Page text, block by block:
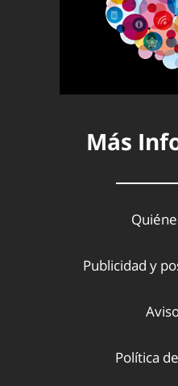
Más
Publicidad y
Política